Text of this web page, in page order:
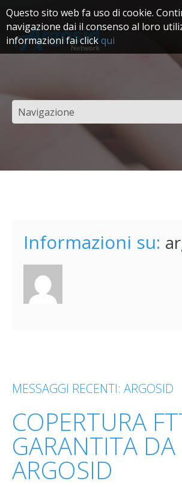
Informazioni su:
MESSAGGI RECENTI: ARGOSID
COPERTURA
GARANTITA DA
ARGOSID
Questo sito web fa uso di cookie.
navigazione dai il consenso al loro
informazioni fai clickqui